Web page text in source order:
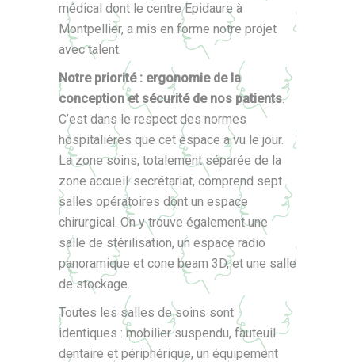
médical dont le centre Epidaure à
Montpellier, a mis en forme notre projet
avec talent.
Notre priorité : ergonomie de la
conception et sécurité de nos patients.
C’est dans le respect des normes
hospitalières que cet espace a vu le jour.
La zone soins, totalement séparée de la
zone accueil-secrétariat, comprend sept
salles opératoires dont un espace
chirurgical. On y trouve également une
salle de stérilisation, un espace radio
panoramique et cone beam 3D, et une salle
de stockage.
Toutes les salles de soins sont
identiques : mobilier suspendu, fauteuil
dentaire et périphérique, un équipement